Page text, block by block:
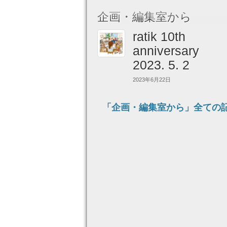
企画・編集室から
ratik 10th
anniversary
2023. 5. 2
2023年6月22日
「企画・編集室から」全ての